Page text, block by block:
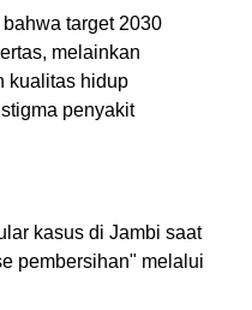
target 2030
melainkan
kualitas hidup
penyakit
kasus di Jambi saat
pembersihan" melalui